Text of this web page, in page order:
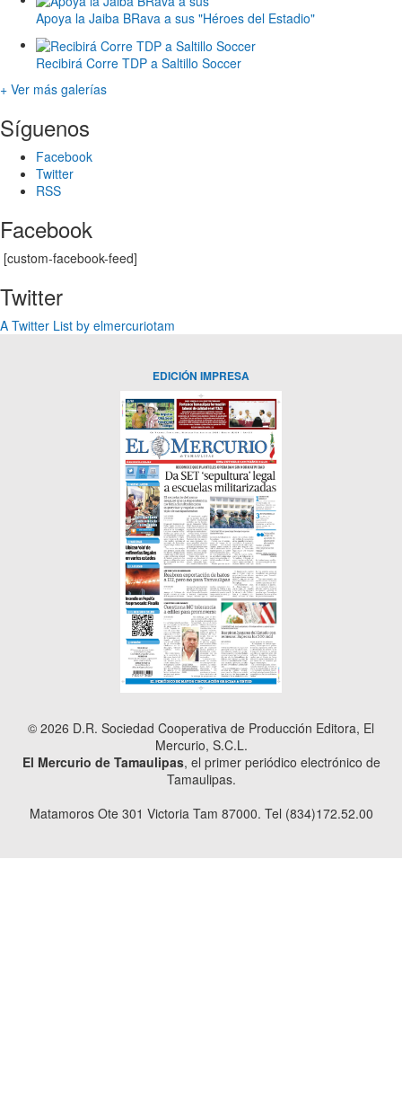
Apoya la Jaiba BRava a sus "Héroes del Estadio"
Recibirá Corre TDP a Saltillo Soccer
+ Ver más galerías
Síguenos
Facebook
Twitter
RSS
Facebook
[custom-facebook-feed]
Twitter
A Twitter List by elmercuriotam
EDICIÓN IMPRESA
© 2026 D.R. Sociedad Cooperativa de Producción Editora, El
Mercurio, S.C.L.
El Mercurio de Tamaulipas, el primer periódico electrónico de
Tamaulipas.
Matamoros Ote 301 Victoria Tam 87000. Tel (834)172.52.00